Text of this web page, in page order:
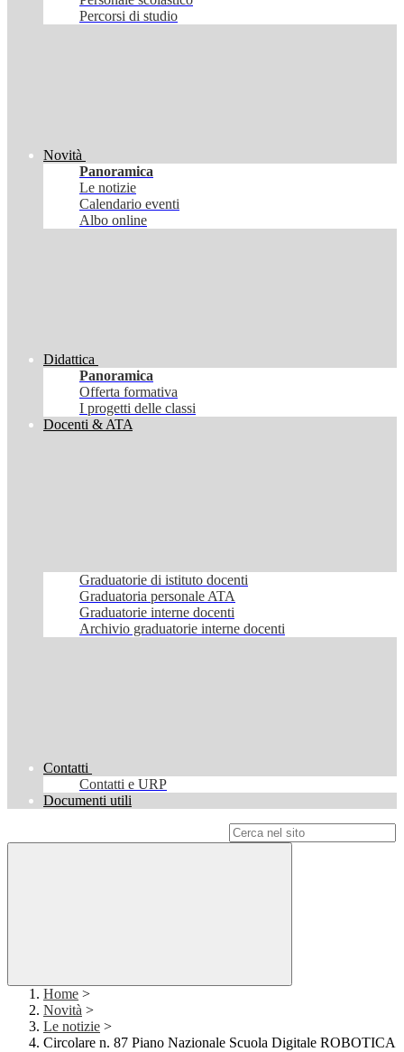
Percorsi di studio
Novità
Panoramica
Le notizie
Calendario eventi
Albo online
Didattica
Panoramica
Offerta formativa
I progetti delle classi
Docenti & ATA
Graduatorie di istituto docenti
Graduatoria personale ATA
Graduatorie interne docenti
Archivio graduatorie interne docenti
Contatti
Contatti e URP
Documenti utili
Home >
Novità >
Le notizie >
Circolare n. 87 Piano Nazionale Scuola Digitale ROBOTICA